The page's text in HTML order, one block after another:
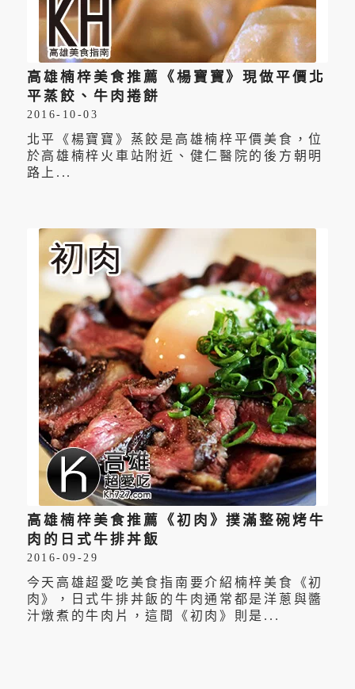
高雄楠梓美食推薦《楊寶寶》現做平價北
平蒸餃、牛肉捲餅
2016-10-03
北平《楊寶寶》蒸餃是高雄楠梓平價美食，位
於高雄楠梓火車站附近、健仁醫院的後方朝明
路上...
高雄楠梓美食推薦《初肉》撲滿整碗烤牛
肉的日式牛排丼飯
2016-09-29
今天高雄超愛吃美食指南要介紹楠梓美食《初
肉》，日式牛排丼飯的牛肉通常都是洋蔥與醬
汁燉煮的牛肉片，這間《初肉》則是...